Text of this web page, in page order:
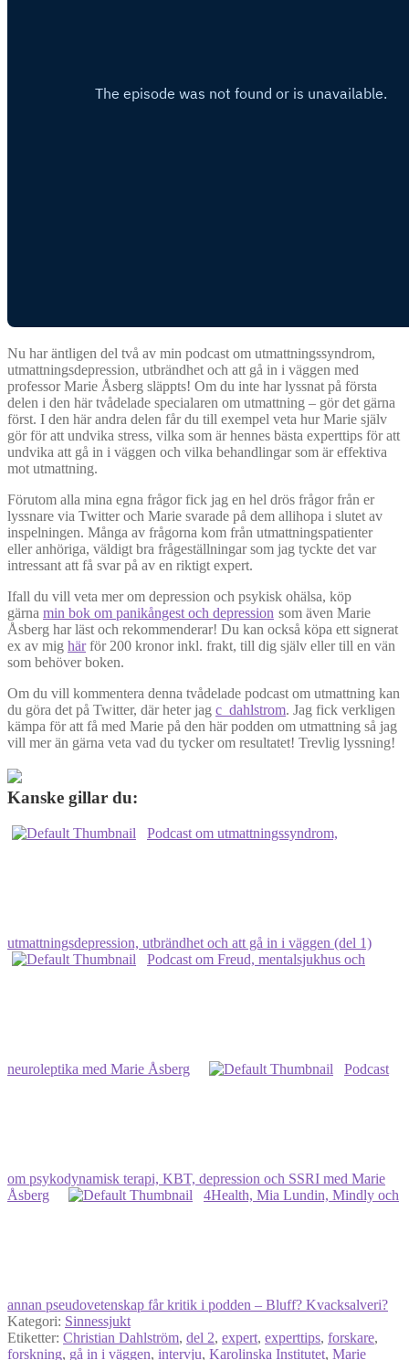
Nu har äntligen del två av min podcast om utmattningssyndrom,
utmattningsdepression, utbrändhet och att gå in i väggen med
professor Marie Åsberg släppts! Om du inte har lyssnat på första
delen i den här tvådelade specialaren om utmattning – gör det gärna
först. I den här andra delen får du till exempel veta hur Marie själv
gör för att undvika stress, vilka som är hennes bästa experttips för att
undvika att gå in i väggen och vilka behandlingar som är effektiva
mot utmattning.
Förutom alla mina egna frågor fick jag en hel drös frågor från er
lyssnare via Twitter och Marie svarade på dem allihopa i slutet av
inspelningen. Många av frågorna kom från utmattningspatienter
eller anhöriga, väldigt bra frågeställningar som jag tyckte det var
intressant att få svar på av en riktigt expert.
Ifall du vill veta mer om depression och psykisk ohälsa, köp
gärna min bok om panikångest och depression som även Marie
Åsberg har läst och rekommenderar! Du kan också köpa ett signerat
ex av mig härför 200 kronor inkl. frakt, till dig själv eller till en vän
som behöver boken.
Om du vill kommentera denna tvådelade podcast om utmattning kan
du göra det på Twitter, där heter jag c_dahlstrom. Jag fick verkligen
kämpa för att få med Marie på den här podden om utmattning så jag
vill mer än gärna veta vad du tycker om resultatet! Trevlig lyssning!
Kanske gillar du:
Podcast om utmattningssyndrom,
utmattningsdepression, utbrändhet och att gå in i väggen (del 1)
Podcast om Freud, mentalsjukhus och
neuroleptika med Marie Åsberg Podcast
om psykodynamisk terapi, KBT, depression och SSRI med Marie
Åsberg
4Health, Mia Lundin, Mindly och
annan pseudovetenskap får kritik i podden – Bluff? Kvacksalveri?
Kategori: Sinnessjukt
Etiketter: Christian Dahlström, del 2, expert, experttips, forskare,
forskning, gå in i väggen, intervju, Karolinska Institutet, Marie